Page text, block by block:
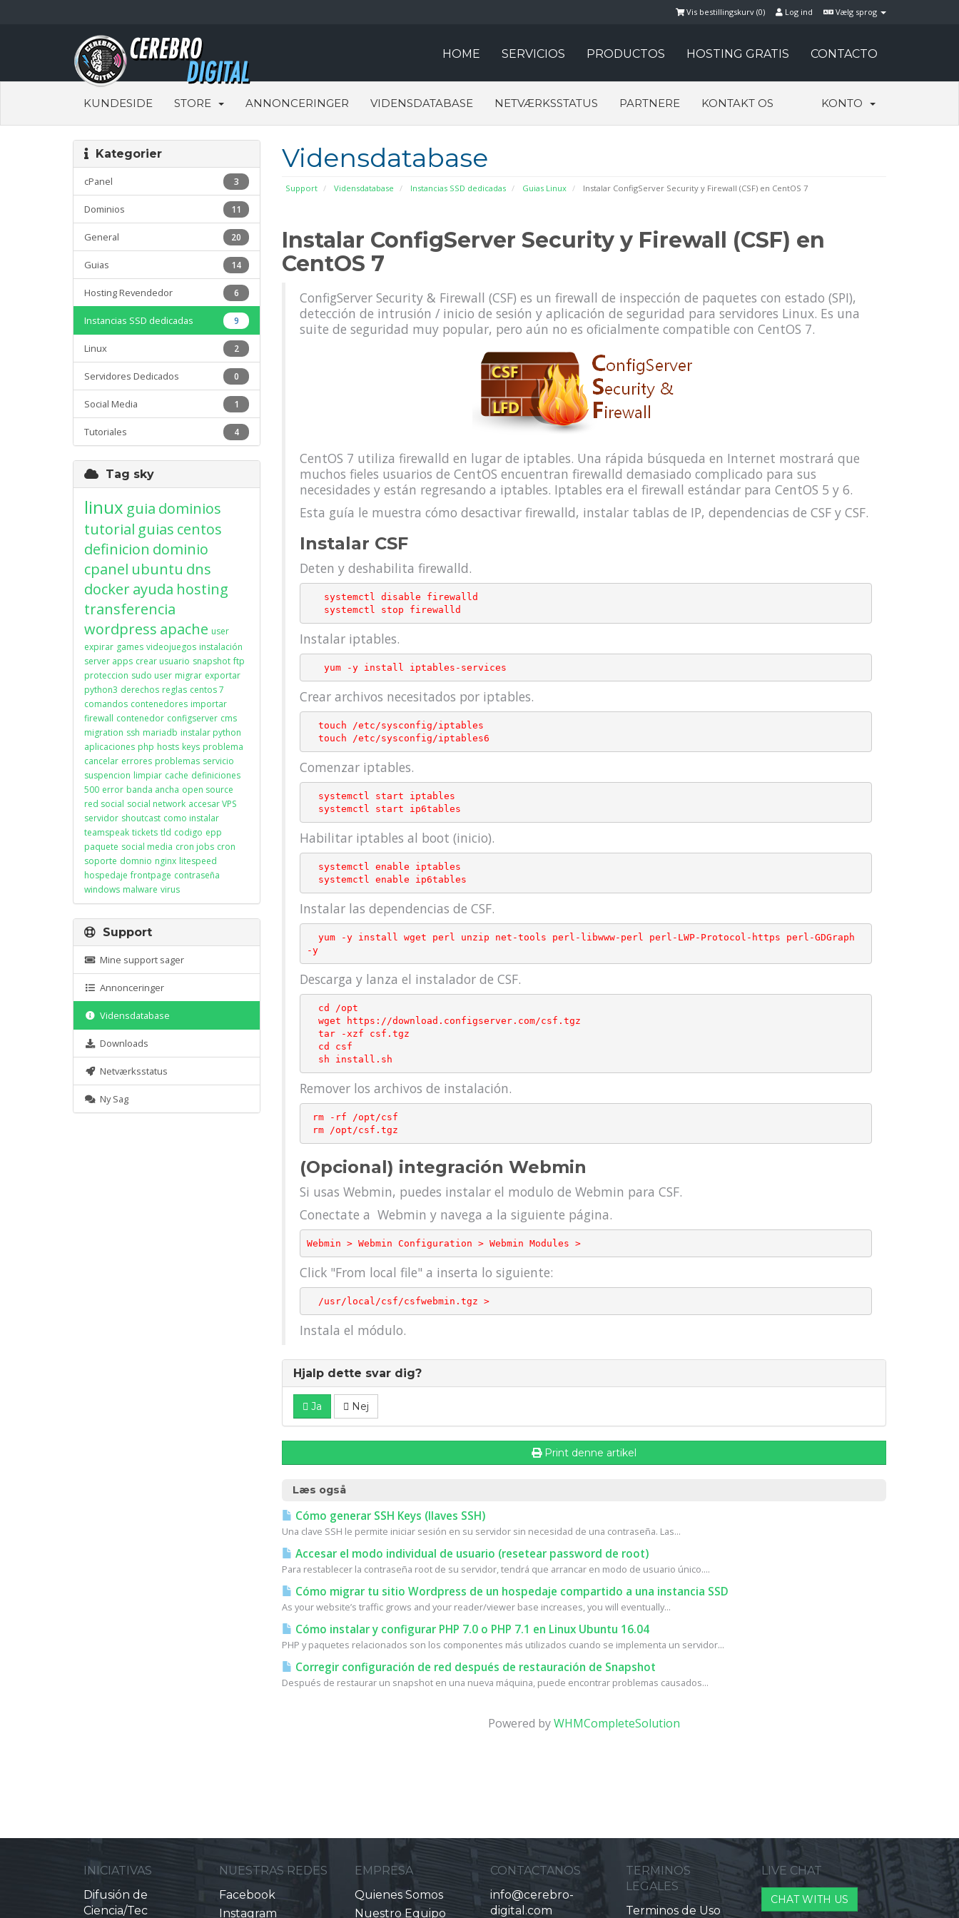
Vælg sprog
Log ind
Vis bestillingskurv (0)
HOME SERVICIOS PRODUCTOS HOSTING GRATIS CONTACTO
KUNDESIDE STORE ANNONCERINGER VIDENSDATABASE NETVÆRKSSTATUS PARTNERE KONTAKT OS KONTO
Vidensdatabase
Support Vidensdatabase Instancias SSD dedicadas Guias Linux Instalar ConfigServer Security y Firewall (CSF) en CentOS 7
Kategorier
3
cPanel
11
Dominios
20
General
14
Guias
6
Hosting Revendedor
9
Instancias SSD dedicadas
2
Linux
0
Servidores Dedicados
1
Social Media
4
Tutoriales
Instalar ConfigServer Security y Firewall (CSF) en
CentOS 7
ConfigServer Security & Firewall (CSF) es un firewall de inspección de paquetes con estado (SPI),
detección de intrusión / inicio de sesión y aplicación de seguridad para servidores Linux. Es una
suite de seguridad muy popular, pero aún no es oficialmente compatible con CentOS 7.
CentOS 7 utiliza firewalld en lugar de iptables. Una rápida búsqueda en Internet mostrará que
muchos fieles usuarios de CentOS encuentran firewalld demasiado complicado para sus
necesidades y están regresando a iptables. Iptables era el firewall estándar para CentOS 5 y 6.
Esta guía le muestra cómo desactivar firewalld, instalar tablas de IP, dependencias de CSF y CSF.
Instalar CSF
Deten y deshabilita firewalld.
Instalar iptables.
Crear archivos necesitados por iptables.
Comenzar iptables.
Habilitar iptables al boot (inicio).
Instalar las dependencias de CSF.
Descarga y lanza el instalador de CSF.
Remover los archivos de instalación.
rm /opt/csf.tgz
(Opcional) integración Webmin
Si usas Webmin, puedes instalar el modulo de Webmin para CSF.
Conectate a Webmin y navega a la siguiente página.
Click "From local file" a inserta lo siguiente:
  /usr/local/csf/csfwebmin.tgz >
Instala el módulo.
Hjalp dette svar dig?
Ja Nej
Print denne artikel
Læs også
Cómo generar SSH Keys (llaves SSH)
Una clave SSH le permite iniciar sesión en su servidor sin necesidad de una contraseña. Las...
Accesar el modo individual de usuario (resetear password de root)
Para restablecer la contraseña root de su servidor, tendrá que arrancar en modo de usuario único....
Cómo migrar tu sitio Wordpress de un hospedaje compartido a una instancia SSD
As your website’s traffic grows and your reader/viewer base increases, you will eventually...
Cómo instalar y configurar PHP 7.0 o PHP 7.1 en Linux Ubuntu 16.04
PHP y paquetes relacionados son los componentes más utilizados cuando se implementa un servidor...
Corregir configuración de red después de restauración de Snapshot
Después de restaurar un snapshot en una nueva máquina, puede encontrar problemas causados...
Powered byWHMCompleteSolution
Tag sky
linux guia dominios
tutorial guias centos
definicion dominio
cpanel ubuntu dns
dockerayuda hosting
transferencia
wordpress apache user
expirar games videojuegos instalación
server apps crear usuario snapshot ftp
proteccion sudo user migrar exportar
python3 derechos reglas centos 7
comandos contenedores importar
firewall contenedor configserver cms
migration ssh mariadb instalar python
aplicaciones php hosts keys problema
cancelar errores problemas servicio
suspencion limpiar cache definiciones
500 error banda ancha open source
red social social network accesar VPS
servidor shoutcast como instalar
teamspeak tickets tld codigo epp
paquete social media cron jobs cron
soporte domnio nginx litespeed
hospedaje frontpage contraseña
windows malware virus
Support
Mine support sager
Annonceringer
Vidensdatabase
Downloads
Netværksstatus
Ny Sag
INICIATIVAS
Difusión de
Ciencia/Tec
NUESTRAS REDES
Facebook
Instagram
EMPRESA
Quienes Somos
Nuestro Equipo
CONTACTANOS
info@cerebro-
digital.com
TERMINOS
LEGALES
Terminos de Uso
LIVE CHAT
CHAT WITH US